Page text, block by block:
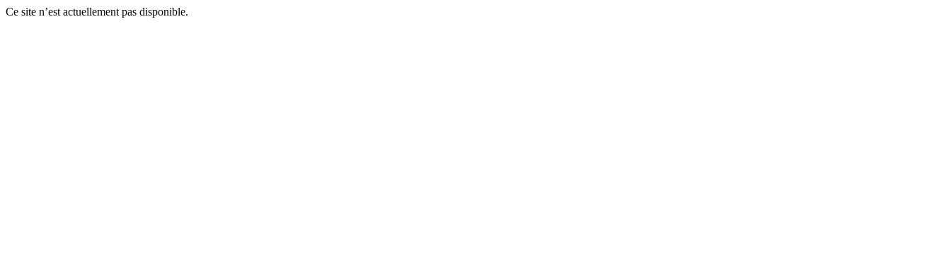
Ce site n’est actuellement pas disponible.